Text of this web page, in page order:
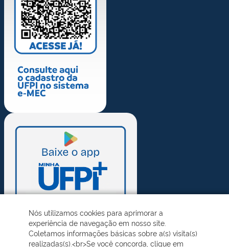
Nós utilizamos cookies para aprimorar a
experiência de navegação em nosso site.
Coletamos informações básicas sobre a(s) visita(s)
realizadas(s).<br>Se você concorda, clique em